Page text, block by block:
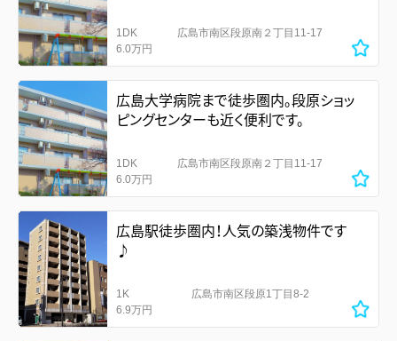
1DK
6.0万円
広島市南区段原南２丁目11-17
広島大学病院まで徒歩圏内。段原ショッ
ピングセンターも近く便利です。
1DK
6.0万円
広島市南区段原南２丁目11-17
広島駅徒歩圏内！人気の築浅物件です
♪
1K
6.9万円
広島市南区段原1丁目8-2